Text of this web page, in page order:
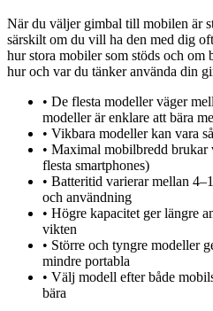
När du väljer gimbal till mobilen är
särskilt om du vill ha den med dig
hur stora mobiler som stöds och om
hur och var du tänker använda din
• De flesta modeller väger
modeller är enklare att bära
• Vikbara modeller kan vara
• Maximal mobilbredd brukar
flesta smartphones)
• Batteritid varierar mellan
och användning
• Högre kapacitet ger längre
vikten
• Större och tyngre modeller
mindre portabla
• Välj modell efter både
bära